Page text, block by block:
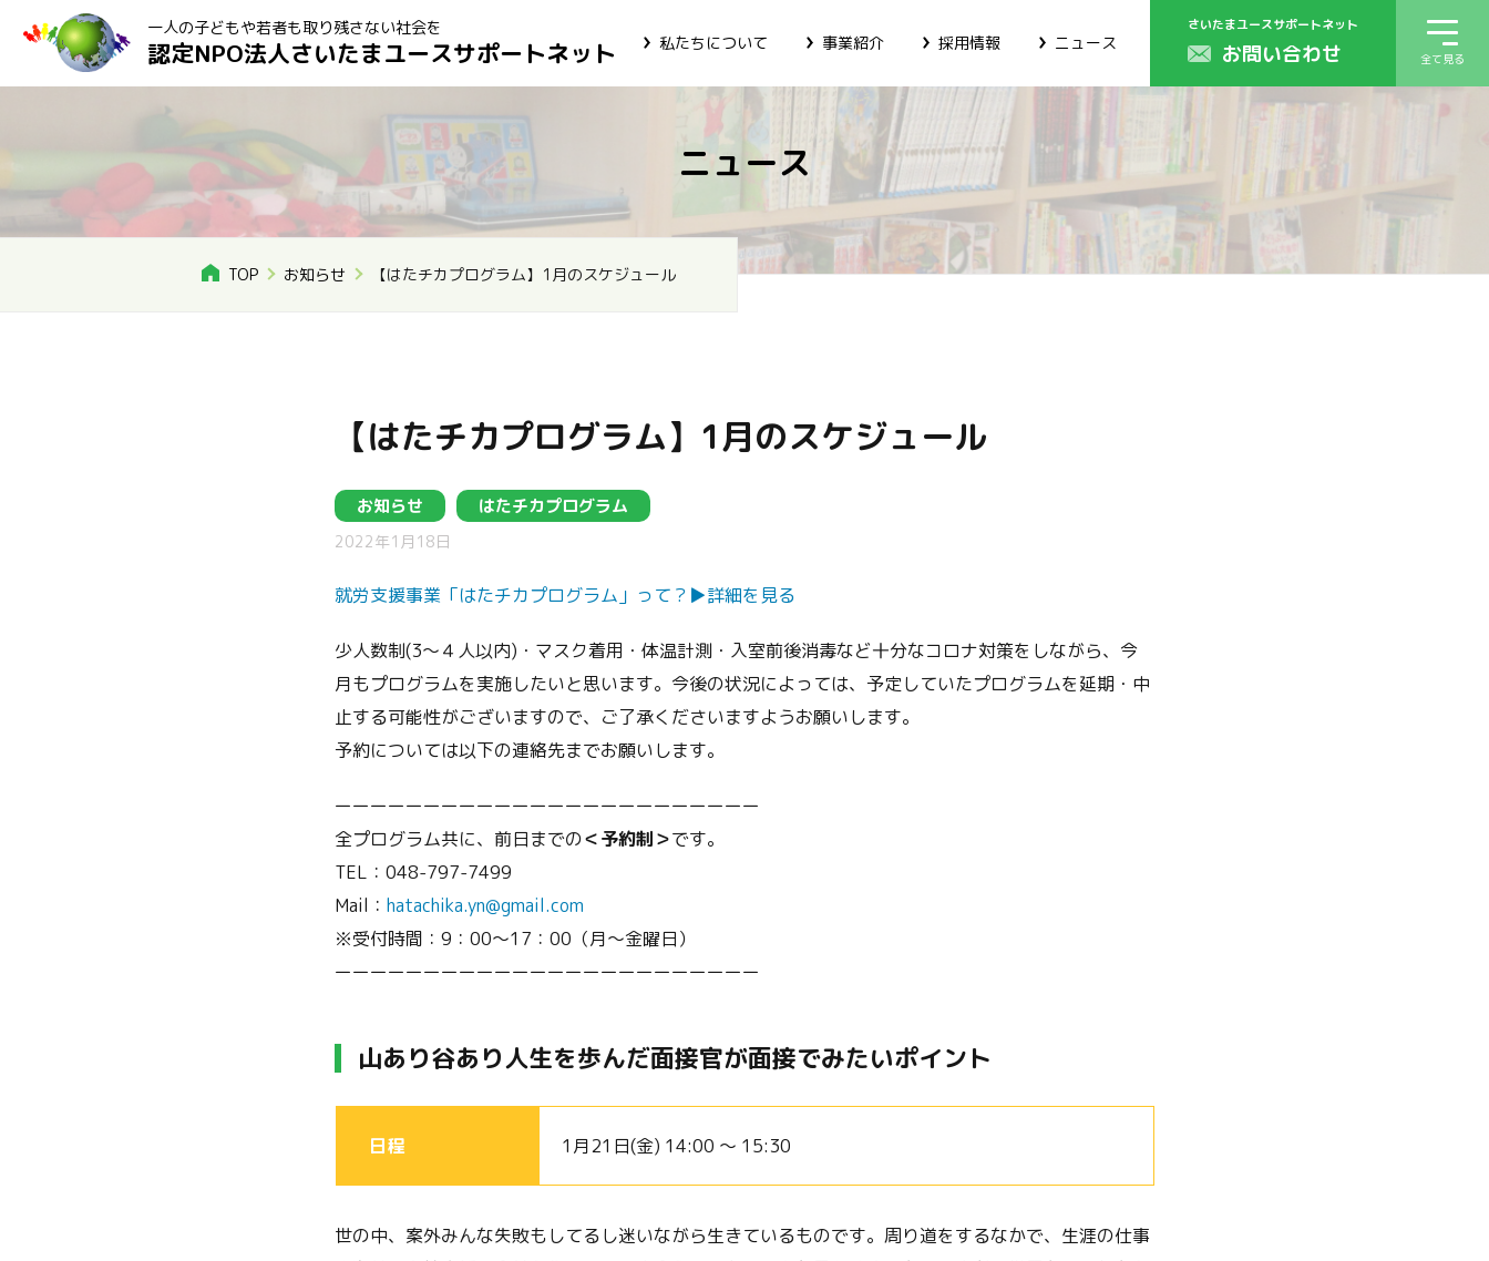
一人の子どもや若者も取り残さない社会を
認定NPO法人さいたまユースサポートネット 私たちについて 事業紹介 採用情報 ニュース
さいたまユースサポートネット
お問い合わせ 全て見る
ニュース
TOP お知らせ 【はたチカプログラム】1月のスケジュール
【はたチカプログラム】1月のスケジュール
お知らせ はたチカプログラム
2022年1月18日
就労支援事業「はたチカプログラム」って？▶︎詳細を見る
少人数制(3～４人以内)・マスク着用・体温計測・入室前後消毒など十分なコロナ対策をしながら、今
月もプログラムを実施したいと思います。今後の状況によっては、予定していたプログラムを延期・中
止する可能性がございますので、ご了承くださいますようお願いします。
予約については以下の連絡先までお願いします。
ーーーーーーーーーーーーーーーーーーーーーーーー
全プログラム共に、前日までの＜予約制＞です。
TEL：048-797-7499
Mail： hatachika.yn@gmail.com
※受付時間：9：00～17：00（月～金曜日）
ーーーーーーーーーーーーーーーーーーーーーーーー
山あり谷あり人生を歩んだ面接官が面接でみたいポイント
日程 1月21日(金) 14:00 ～ 15:30
世の中、案外みんな失敗もしてるし迷いながら生きているものです。周り道をするなかで、生涯の仕事